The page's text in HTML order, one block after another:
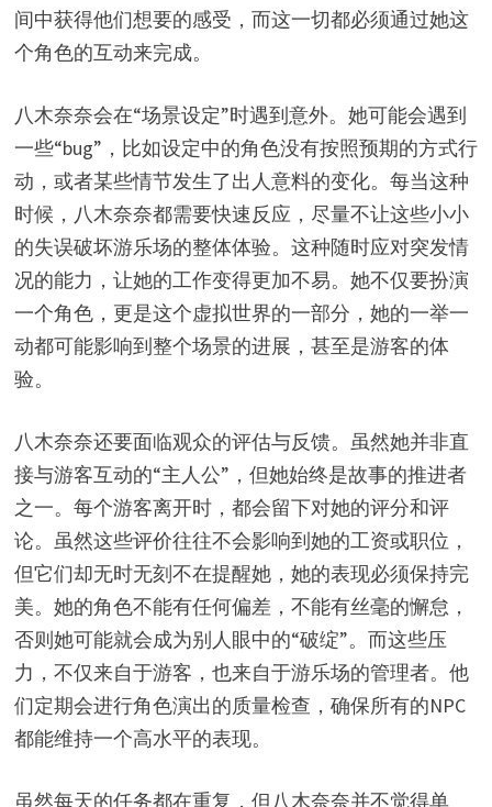
间中获得他们想要的感受，而这一切都必须通过她这
个角色的互动来完成。
八木奈奈会在“场景设定”时遇到意外。她可能会遇到
一些“bug”，比如设定中的角色没有按照预期的方式行
动，或者某些情节发生了出人意料的变化。每当这种
时候，八木奈奈都需要快速反应，尽量不让这些小小
的失误破坏游乐场的整体体验。这种随时应对突发情
况的能力，让她的工作变得更加不易。她不仅要扮演
一个角色，更是这个虚拟世界的一部分，她的一举一
动都可能影响到整个场景的进展，甚至是游客的体
验。
八木奈奈还要面临观众的评估与反馈。虽然她并非直
接与游客互动的“主人公”，但她始终是故事的推进者
之一。每个游客离开时，都会留下对她的评分和评
论。虽然这些评价往往不会影响到她的工资或职位，
但它们却无时无刻不在提醒她，她的表现必须保持完
美。她的角色不能有任何偏差，不能有丝毫的懈怠，
否则她可能就会成为别人眼中的“破绽”。而这些压
力，不仅来自于游客，也来自于游乐场的管理者。他
们定期会进行角色演出的质量检查，确保所有的NPC
都能维持一个高水平的表现。
虽然每天的任务都在重复，但八木奈奈并不觉得单